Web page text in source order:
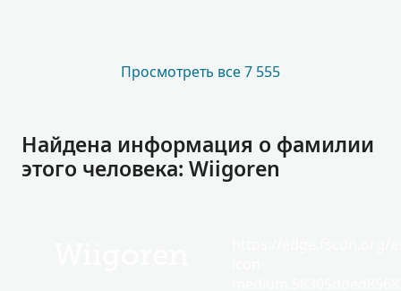
Просмотреть все 7 555
Найдена информация о фамилии
этого человека: Wiigoren